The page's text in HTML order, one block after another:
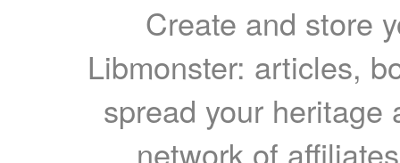
Create and store
Libmonster: articles,
spread your heritage
network of